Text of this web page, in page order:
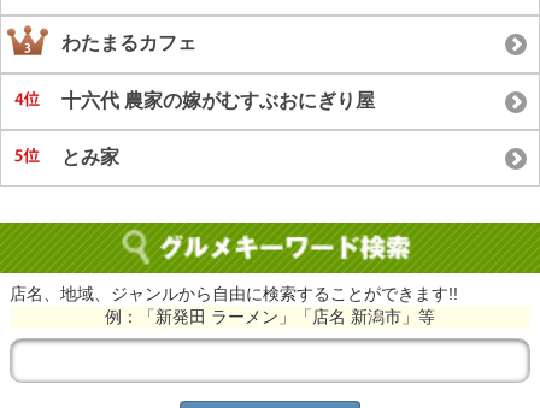
わたまるカフェ
十六代 農家の嫁がむすぶおにぎり屋
とみ家
店名、地域、ジャンルから自由に検索することができます!!
例：「新発田 ラーメン」「店名 新潟市」等